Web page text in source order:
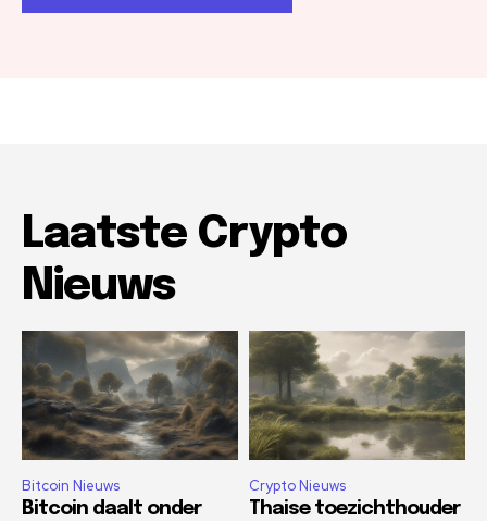
Laatste Crypto
Nieuws
Bitcoin Nieuws
Bitcoin daalt onder
Crypto Nieuws
Thaise toezichthouder